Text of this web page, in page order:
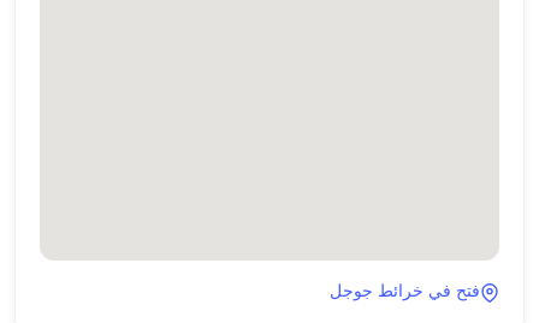
فتح في خرائط جوجل